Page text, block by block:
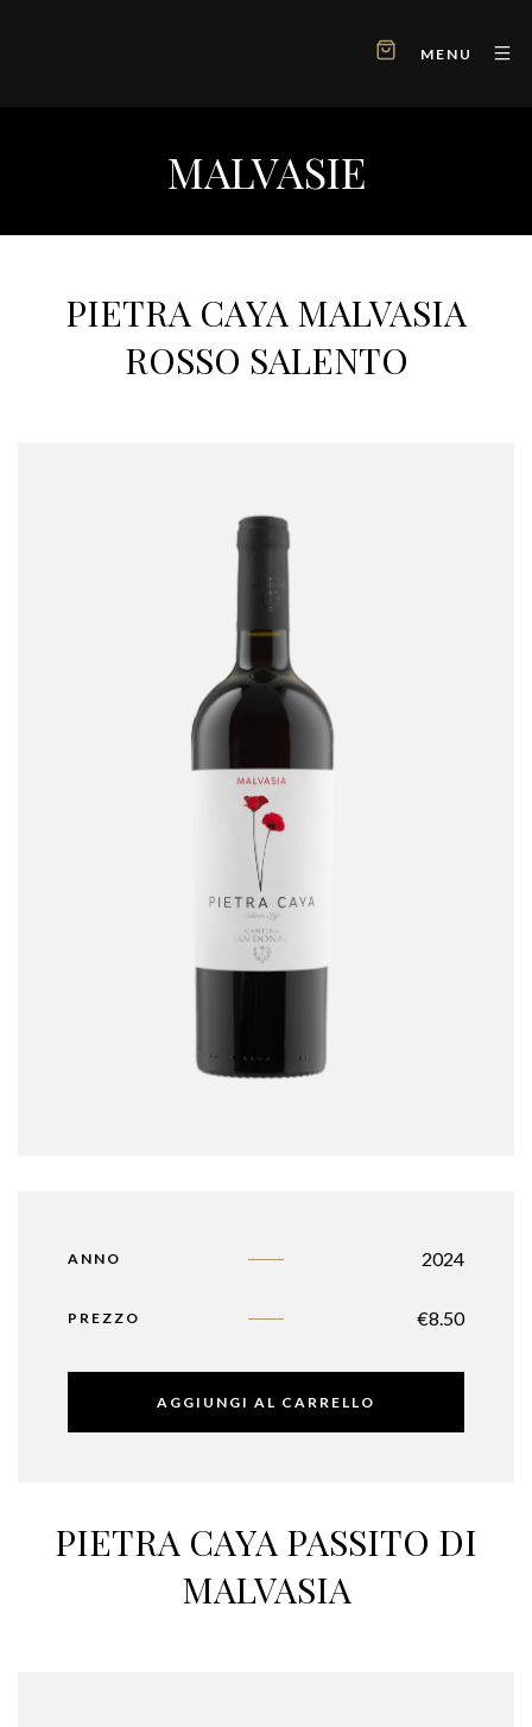
MENU
MALVASIE
PIETRA CAYA MALVASIA
ROSSO SALENTO
ANNO 2024
PREZZO €8.50
AGGIUNGI AL CARRELLO
PIETRA CAYA PASSITO DI
MALVASIA